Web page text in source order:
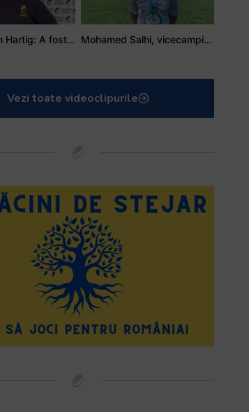
Stejarul Iulian Hartig: A fost un turneu care a unit mai mult echipa Mohamed Salhi, vicecampion național juniori I: Rugby-ul te învață să accepți și înfrângerile
Vezi toate videoclipurile